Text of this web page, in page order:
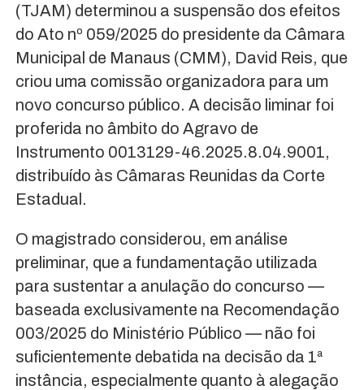
(TJAM) determinou a suspensão dos efeitos
do Ato nº 059/2025 do presidente da Câmara
Municipal de Manaus (CMM), David Reis, que
criou uma comissão organizadora para um
novo concurso público. A decisão liminar foi
proferida no âmbito do Agravo de
Instrumento 0013129-46.2025.8.04.9001,
distribuído às Câmaras Reunidas da Corte
Estadual.
O magistrado considerou, em análise
preliminar, que a fundamentação utilizada
para sustentar a anulação do concurso —
baseada exclusivamente na Recomendação
003/2025 do Ministério Público — não foi
suficientemente debatida na decisão da 1ª
instância, especialmente quanto à alegação